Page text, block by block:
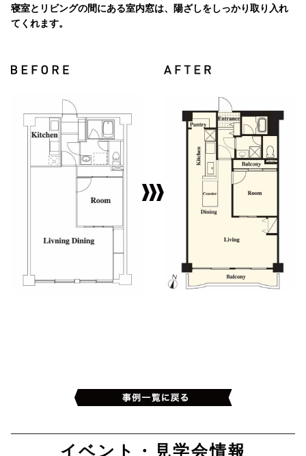
寝室とリビングの間にある室内窓は、陽ざしをしっかり取り入れ
てくれます。
イベント・見学会情報